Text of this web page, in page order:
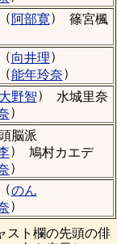
（ 阿部寛）
篠宮楓
向井理）
（能年玲奈）
大野智）
水城里奈
）
脳派
）
鳩村カエデ
）
（のん
）
スト欄の先頭の俳